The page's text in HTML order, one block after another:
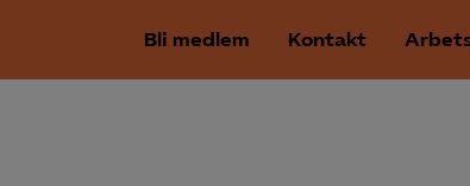
Bli medlem Kontakt